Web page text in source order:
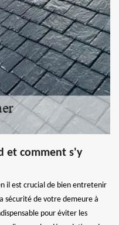
et comment s'y
il est crucial de bien entretenir
sécurité de votre demeure à
pour éviter les